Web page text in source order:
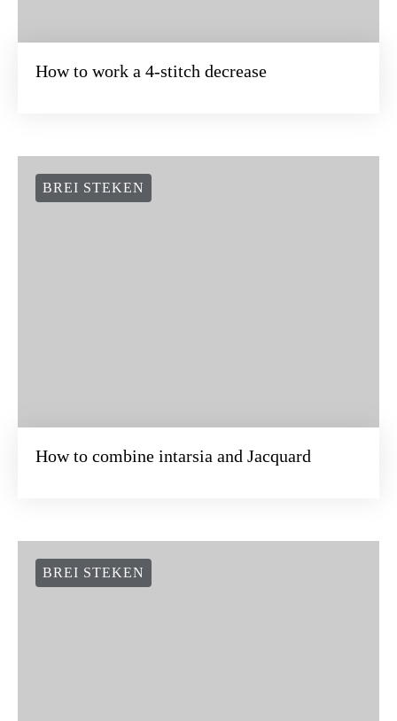
How to work a 4-stitch decrease
BREI STEKEN
How to combine intarsia and Jacquard
BREI STEKEN